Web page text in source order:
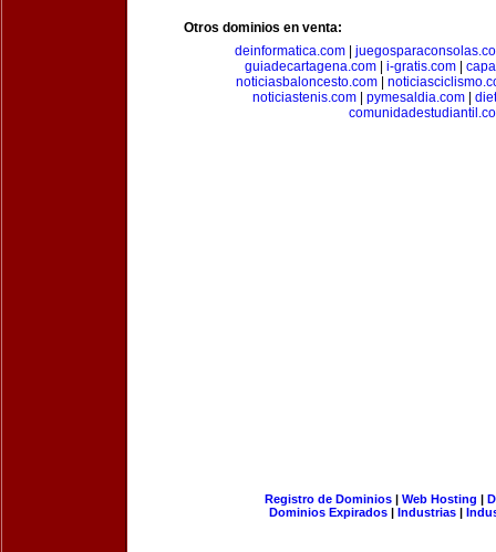
Otros dominios en venta:
deinformatica.com
guiadecartagena.com| i-gratis.com|
noticiasbaloncesto.com
noticiastenis.com
pymesaldia.com
Registro de Dominios| Web Hosting |
Dominios Expirados | Industrias |